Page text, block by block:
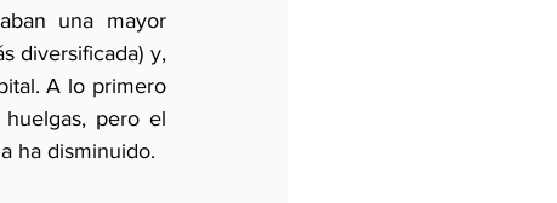
una mayor
diversificada) y,
A lo primero
pero el
ha disminuido.